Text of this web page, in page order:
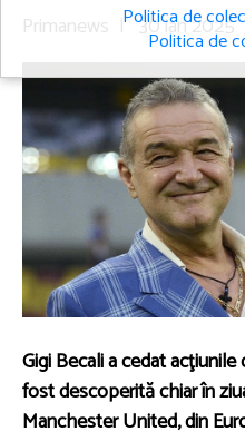
Primanews | 30 ian 2025
Gigi Becali a cedat acţiunile
fost descoperită chiar în
Manchester United, din
Politica de
Politica de